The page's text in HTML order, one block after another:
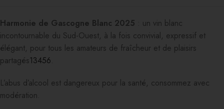
Harmonie de Gascogne Blanc 2025 : un vin blanc
incontournable du Sud-Ouest, à la fois convivial, expressif et
élégant, pour tous les amateurs de fraîcheur et de plaisirs
partagés13456.
L’abus d’alcool est dangereux pour la santé, consommez avec
modération.